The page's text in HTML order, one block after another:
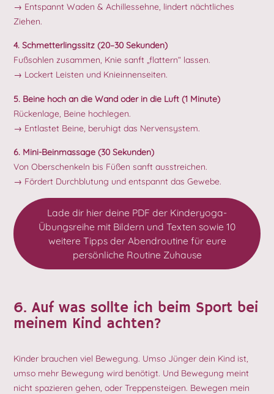
→ Entspannt Waden & Achillessehne, lindert nächtliches
Ziehen.
4. Schmetterlingssitz (20–30 Sekunden)
Fußsohlen zusammen, Knie sanft „flattern“ lassen.
→ Lockert Leisten und Knieinnenseiten.
5. Beine hoch an die Wand oder in die Luft (1 Minute)
Rückenlage, Beine hochlegen.
→ Entlastet Beine, beruhigt das Nervensystem.
6. Mini-Beinmassage (30 Sekunden)
Von Oberschenkeln bis Füßen sanft ausstreichen.
→ Fördert Durchblutung und entspannt das Gewebe.
Lade dir hier deine PDF der Kinderyoga-
Übungsreihe mit Bildern und Texten sowie 10
weitere Tipps der Abendroutine für eure
persönliche Routine Zuhause
6. Auf was sollte ich beim Sport bei
meinem Kind achten?
Kinder brauchen viel Bewegung. Umso Jünger dein Kind ist,
umso mehr Bewegung wird benötigt. Und Bewegung meint
nicht spazieren gehen, oder Treppensteigen. Bewegen mein